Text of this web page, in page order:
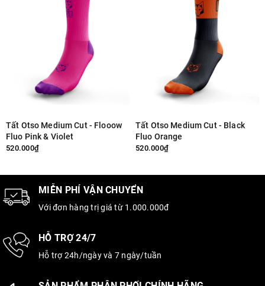
Tất Otso Medium Cut - Flooow
Fluo Pink & Violet
520.000₫
Tất Otso Medium Cut - Black
Fluo Orange
520.000₫
MIỄN PHÍ VẬN CHUYỂN
Với đơn hàng trị giá từ 1.000.000đ
HỖ TRỢ 24/7
Hỗ trợ 24h/ngày và 7 ngày/tuần